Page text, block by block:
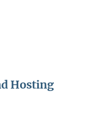
Hosting